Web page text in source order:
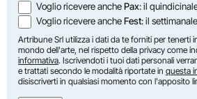
Voglio ricevere anchePax: il
Voglio ricevere ancheFest: il
Artribune Srl utilizza i dati da te forniti per tenerti
mondo dell'arte, nel rispetto della privacy come
informativa. Iscrivendoti i tuoi dati personali
e trattati secondo le modalità riportate in questa
disiscriverti in qualsiasi momento con l'apposito